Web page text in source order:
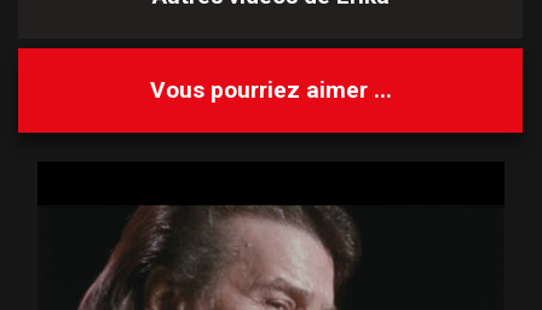
Vous pourriez aimer ...